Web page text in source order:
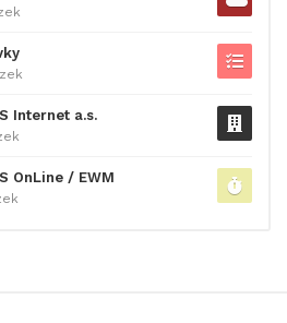
Internet a.s.
OnLine / EWM